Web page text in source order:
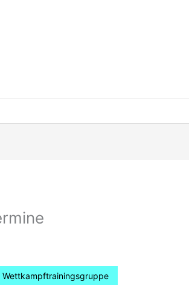
Wettkampftrainingsgruppe